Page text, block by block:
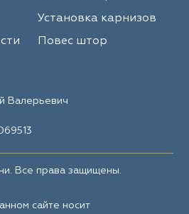
Установка карнизов
Повес штор
Валерьевич
Все права защищены.
сайте носит